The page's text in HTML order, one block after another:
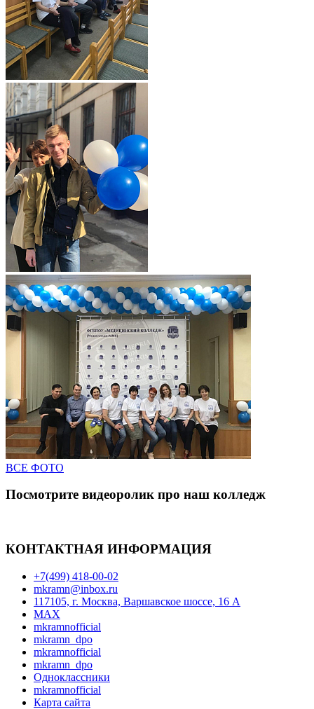
ВСЕ ФОТО
Посмотрите видеоролик про наш колледж
КОНТАКТНАЯ ИНФОРМАЦИЯ
+7(499) 418-00-02
mkramn@inbox.ru
117105, г. Москва, Варшавское шоссе, 16 А
MAX
mkramnofficial
mkramn_dpo
mkramnofficial
mkramn_dpo
Одноклассники
mkramnofficial
Карта сайта